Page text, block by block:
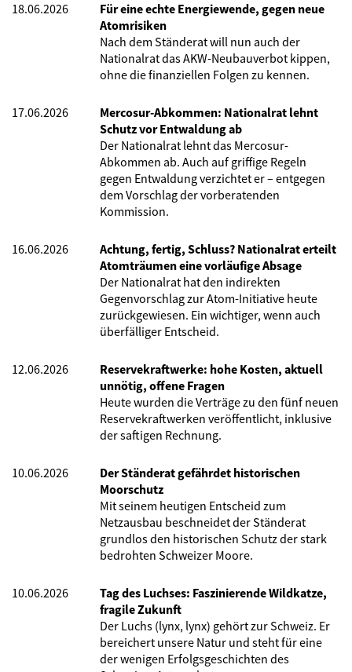
18.06.2026
Für eine echte Energiewende, gegen neue
Atomrisiken
Nach dem Ständerat will nun auch der
Nationalrat das AKW-Neubauverbot kippen,
ohne die finanziellen Folgen zu kennen.
17.06.2026
Mercosur-Abkommen: Nationalrat lehnt
Schutz vor Entwaldung ab
Der Nationalrat lehnt das Mercosur-
Abkommen ab. Auch auf griffige Regeln
gegen Entwaldung verzichtet er – entgegen
dem Vorschlag der vorberatenden
Kommission.
16.06.2026
Achtung, fertig, Schluss? Nationalrat erteilt
Atomträumen eine vorläufige Absage
Der Nationalrat hat den indirekten
Gegenvorschlag zur Atom-Initiative heute
zurückgewiesen. Ein wichtiger, wenn auch
überfälliger Entscheid.
12.06.2026
Reservekraftwerke: hohe Kosten, aktuell
unnötig, offene Fragen
Heute wurden die Verträge zu den fünf neuen
Reservekraftwerken veröffentlicht, inklusive
der saftigen Rechnung.
10.06.2026
Der Ständerat gefährdet historischen
Moorschutz
Mit seinem heutigen Entscheid zum
Netzausbau beschneidet der Ständerat
grundlos den historischen Schutz der stark
bedrohten Schweizer Moore.
10.06.2026
Tag des Luchses: Faszinierende Wildkatze,
fragile Zukunft
Der Luchs (lynx, lynx) gehört zur Schweiz. Er
bereichert unsere Natur und steht für eine
der wenigen Erfolgsgeschichten des